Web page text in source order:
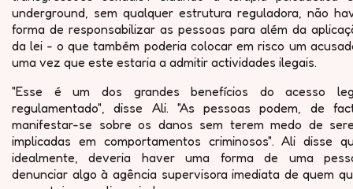
underground, sem qualquer estrutura reguladora, não
forma de responsabilizar as pessoas para além da
da lei - o que também poderia colocar em risco um
uma vez que este estaria a admitir actividades ilegais.
"Esse é um dos grandes benefícios do acesso
regulamentado", disse Ali. "As pessoas podem, de
manifestar-se sobre os danos sem terem medo de
implicadas em comportamentos criminosos". Ali disse
idealmente, deveria haver uma forma de uma
denunciar algo à agência supervisora imediata de quem